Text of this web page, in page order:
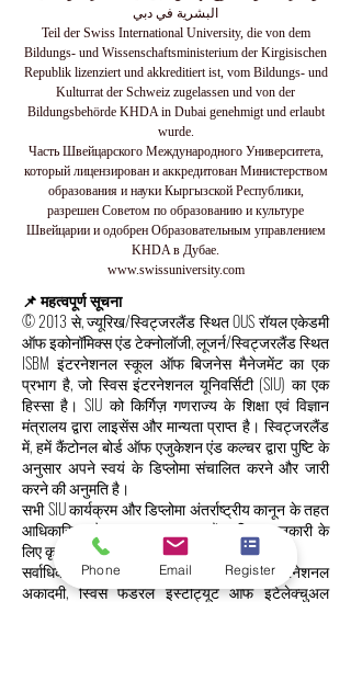
البشرية في دبي
Teil der Swiss International University, die von dem
Bildungs- und Wissenschaftsministerium der Kirgisischen
Republik lizenziert und akkreditiert ist, vom Bildungs- und
Kulturrat der Schweiz zugelassen und von der
Bildungsbehörde KHDA in Dubai genehmigt und erlaubt
wurde.
Часть Швейцарского Международного Университета,
который лицензирован и аккредитован Министерством
образования и науки Кыргызской Республики,
разрешен Советом по образованию и культуре
Швейцарии и одобрен Образовательным управлением
KHDA в Дубае.
www.swissuniversity.com
📌 महत्वपूर्ण सूचना
© 2013 से, ज्यूरिख/स्विट्जरलैंड स्थित OUS रॉयल एकेडमी
ऑफ इकोनॉमिक्स एंड टेक्नोलॉजी, लूजर्न/स्विट्जरलैंड स्थित
ISBM इंटरनेशनल स्कूल ऑफ बिजनेस मैनेजमेंट का एक
प्रभाग है, जो स्विस इंटरनेशनल यूनिवर्सिटी (SIU) का एक
हिस्सा है। SIU को किर्गिज़ गणराज्य के शिक्षा एवं विज्ञान
मंत्रालय द्वारा लाइसेंस और मान्यता प्राप्त है। स्विट्जरलैंड
में, हमें कैंटोनल बोर्ड ऑफ एजुकेशन एंड कल्चर द्वारा पुष्टि के
अनुसार अपने स्वयं के डिप्लोमा संचालित करने और जारी
करने की अनुमति है।
सभी SIU कार्यक्रम और डिप्लोमा अंतर्राष्ट्रीय कानून के तहत
आधिकारिक तौर पर मान्यता प्राप्त हैं; अधिक जानकारी के
लिए कृपया लिस्बन मान्यता कन्वेंशन देखें।
सर्वाधिकार सुरक्षित। स्विट्ज़रलैंड स्थित OUS इंटरनेशनल
अकादमी, स्विस फेडरल इंस्टीट्यूट ऑफ इंटेलेक्चुअल
Phone Email Register